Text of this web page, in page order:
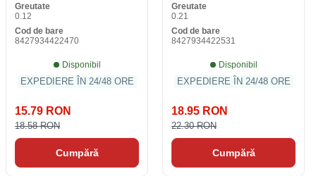
Greutate
0.12
Cod de bare
8427934422470
Disponibil
EXPEDIERE ÎN 24/48 ORE
15.79 RON
18.58 RON
Cumpără
Greutate
0.21
Cod de bare
8427934422531
Disponibil
EXPEDIERE ÎN 24/48 ORE
18.95 RON
22.30 RON
Cumpără